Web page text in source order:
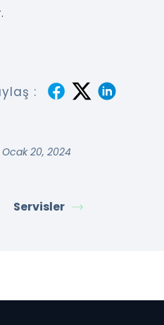
:
20, 2024
Servisler